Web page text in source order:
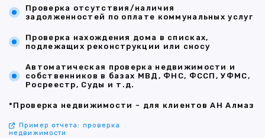
Проверка отсутствия/наличия
задолженностей по оплате коммунальных услуг
Проверка нахождения дома в списках,
подлежащих реконструкции или сносу
Автоматическая проверка недвижимости и
собственников в базах МВД, ФНС, ФССП, УФМС,
Росреестр, Суды и т.д.
*Проверка недвижимости - для клиентов АН Алмаз
Пример отчета: проверка
недвижимости